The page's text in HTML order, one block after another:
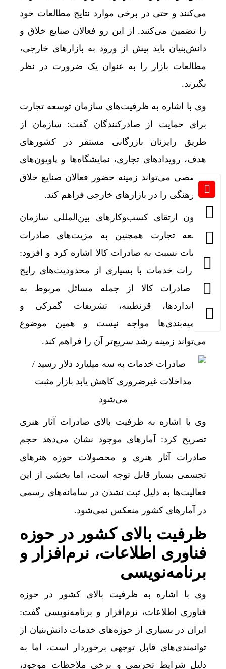
می‌کنند و حتی در برخی موارد نتایج مطالعات خود
را تضمین می‌کنند. از این رو فعالان صنایع خلاق و
دانش‌بنیان باید پیش از ورود به بازارهای خارجی،
مطالعات بازار را به عنوان یک ضرورت در نظر
بگیرند.
وی با اشاره به ظرفیت‌های سازمان توسعه تجارت
برای حمایت از صادرکنندگان گفت: سازمان از
طریق رایزنان بازرگانی مستقر در کشورهای
هدف، رویدادهای تجاری، نمایشگاه‌ها و پاویون‌های
تخصصی می‌تواند زمینه حضور فعالان صنایع خلاق
و فرهنگی را در بازارهای خارجی فراهم کند.
معاون ارتقای کسب‌وکارهای بین‌المللی سازمان
توسعه تجارت همچنین به مزیت‌های صادرات
خدمات نسبت به صادرات کالا اشاره کرد و افزود:
صادرات خدمات با بسیاری از محدودیت‌های رایج
در صادرات کالا از جمله مسائل مربوط به
استانداردها، قرنطینه، تشریفات گمرکی و
سهمیه‌بندی‌ها مواجه نیست و همین موضوع
می‌تواند زمینه رشد سریع‌تر آن را فراهم کند.
وی با اشاره به ظرفیت بالای صادرات آثار هنری
تصریح کرد: آمارهای موجود نشان می‌دهد حجم
صادرات آثار هنری و محصولات حوزه هنرهای
تجسمی بسیار قابل توجه است، اما بخشی از این
فعالیت‌ها به دلیل ثبت نشدن در سامانه‌های رسمی
در آمارهای کشور منعکس نمی‌شود.
ظرفیت بالای کشور در حوزه
فناوری اطلاعات، نرم‌افزار و
برنامه‌نویسی
وی با اشاره به ظرفیت بالای کشور در حوزه
فناوری اطلاعات، نرم‌افزار و برنامه‌نویسی گفت:
ایران در بسیاری از حوزه‌های خدمات دانش‌بنیان از
توانمندی‌های قابل توجهی برخوردار است، اما به
دلیل شرایط تحریمی و برخی ملاحظات موجود،